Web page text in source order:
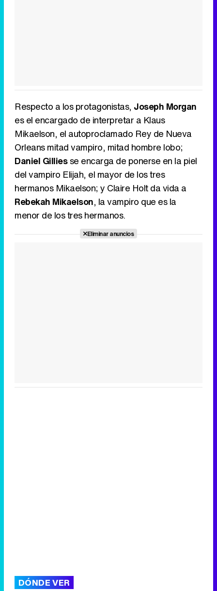
Respecto a los protagonistas, Joseph Morgan
es el encargado de interpretar a Klaus
Mikaelson, el autoproclamado Rey de Nueva
Orleans mitad vampiro, mitad hombre lobo;
Daniel Gilliesse encarga de ponerse en la piel
del vampiro Elijah, el mayor de los tres
hermanos Mikaelson; y Claire Holt da vida a
Rebekah Mikaelson, la vampiro que es la
menor de los tres hermanos.
Eliminar anuncios
DÓNDE VER